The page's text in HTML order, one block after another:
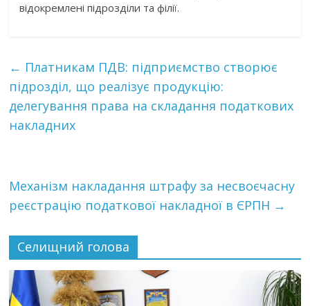
відокремлені підрозділи та філії.
← Платникам ПДВ: підприємство створює
підрозділ, що реалізує продукцію:
делегування права на складання податкових
накладних
Механізм накладання штрафу за несвоєчасну
реєстрацію податкової накладної в ЄРПН →
Селищний голова